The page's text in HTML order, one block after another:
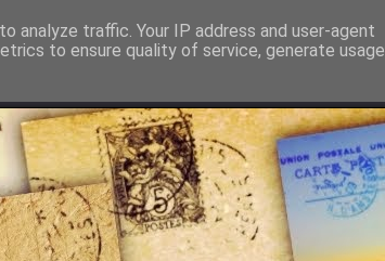
analyze traffic. Your IP address and user-agent
to ensure quality of service, generate usage